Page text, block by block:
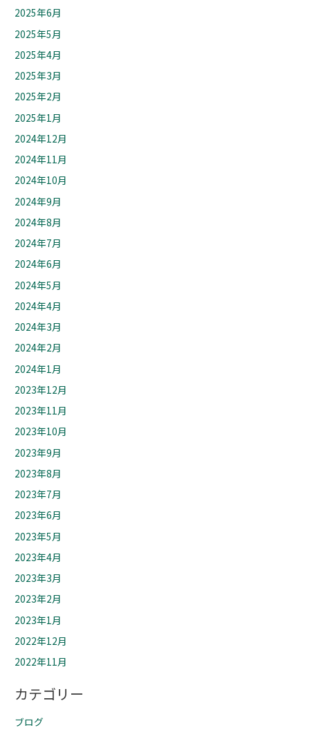
2025年6月
2025年5月
2025年4月
2025年3月
2025年2月
2025年1月
2024年12月
2024年11月
2024年10月
2024年9月
2024年8月
2024年7月
2024年6月
2024年5月
2024年4月
2024年3月
2024年2月
2024年1月
2023年12月
2023年11月
2023年10月
2023年9月
2023年8月
2023年7月
2023年6月
2023年5月
2023年4月
2023年3月
2023年2月
2023年1月
2022年12月
2022年11月
カテゴリー
ブログ